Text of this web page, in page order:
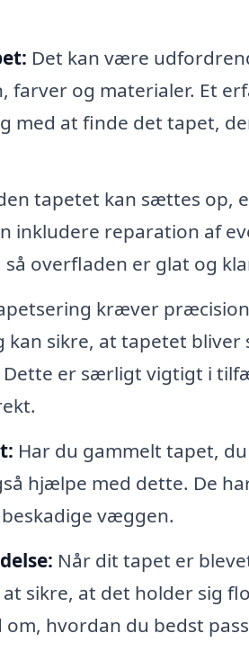
Det kan være
farver og materialer. Et
med at finde det tapet,
tapetet kan sættes op,
inkludere reparation af
overfladen er glat og
kræver
sikre, at tapetet
Dette er særligt vigtigt i
Har du gammelt tapet,
hjælpe med dette. De
væggen.
Når dit tapet er
sikre, at det holder sig
hvordan du bedst